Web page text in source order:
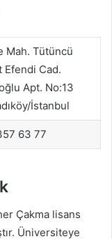
Mah. Tütüncü
Efendi Cad.
Apt. No:13
İstanbul
63 77
Çakma lisans
Üniversiteye